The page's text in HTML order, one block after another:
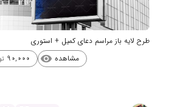
طرح لایه باز مراسم دعای کمیل + استوری
مشاهده visibility
90,000